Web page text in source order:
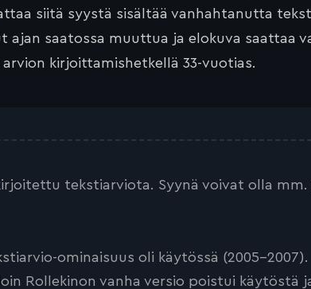
siitä syystä sisältää vanhahtanutta
ajan saatossa muuttua ja elokuva saattaa
kirjoittamishetkellä 33-vuotias.
tekstiarviota. Syynä voivat olla mm.
ominaisuus oli käytössä (2005-2007).
Rollekinon vanha versio poistui käytöstä